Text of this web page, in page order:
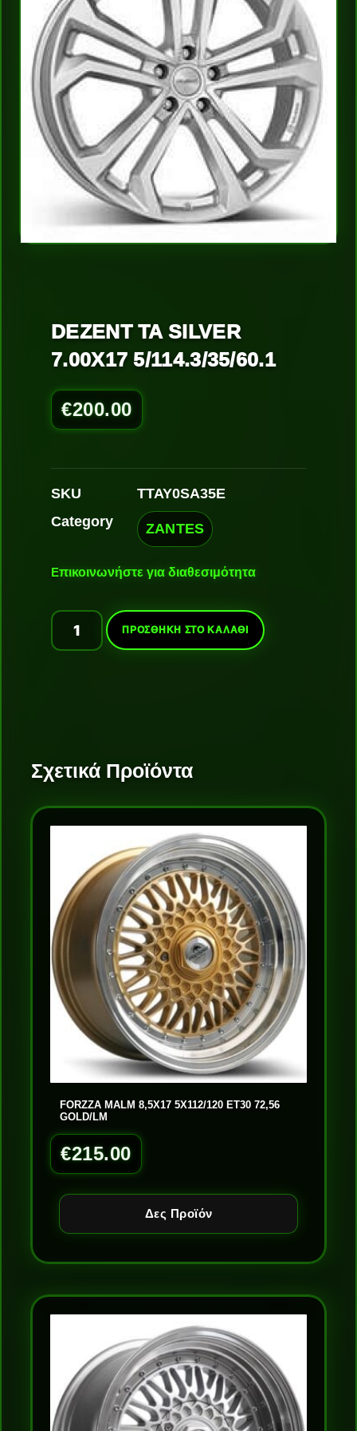
DEZENT TA SILVER
7.00X17 5/114.3/35/60.1
€200.00
SKU
TTAY0SA35E
Category
ZANTES
Επικοινωνήστε για διαθεσιμότητα
ΠΡΟΣΘΉΚΗ ΣΤΟ ΚΑΛΆΘΙ
Σχετικά Προϊόντα
FORZZA MALM 8,5X17 5X112/120 ET30 72,56
GOLD/LM
€215.00
Δες Προϊόν